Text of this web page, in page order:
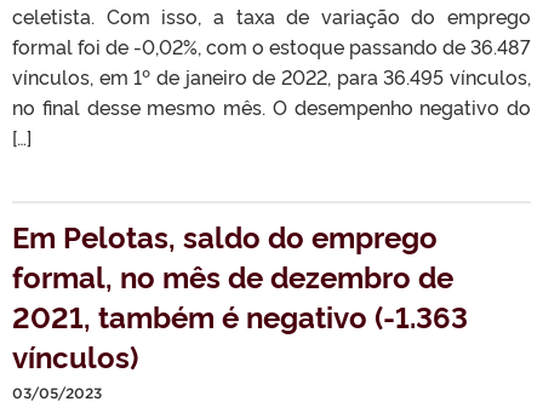
celetista. Com isso, a taxa de variação do emprego
formal foi de -0,02%, com o estoque passando de 36.487
vínculos, em 1º de janeiro de 2022, para 36.495 vínculos,
no final desse mesmo mês. O desempenho negativo do
[…]
Em Pelotas, saldo do emprego
formal, no mês de dezembro de
2021, também é negativo (-1.363
vínculos)
03/05/2023